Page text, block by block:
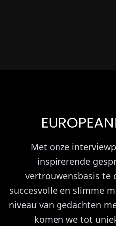
Met onze
inspirerende
vertrouwensbasis te
succesvolle en slimme
niveau van gedachten
komen we tot